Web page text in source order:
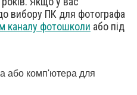
вибору ПК для фотографа
каналу фотошколи або під
або комп'ютера для